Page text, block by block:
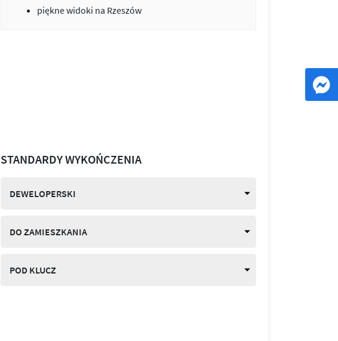
piękne widoki na Rzeszów
STANDARDY WYKOŃCZENIA
DEWELOPERSKI
DO ZAMIESZKANIA
POD KLUCZ